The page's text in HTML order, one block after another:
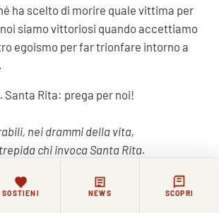
ha scelto di morire quale vittima per
siamo vittoriosi quando accettiamo
egoismo per far trionfare intorno a
Santa Rita: prega per noi!
nei drammi della vita,
chi invoca Santa Rita.
che fiorì in pieno inverno
SOSTIENI NEWS SCOPRI